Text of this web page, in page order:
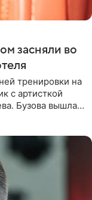
засняли во
тренировки на
с артисткой
Бузова вышла